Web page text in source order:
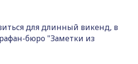
для длинный викенд, в
бюро "Заметки из